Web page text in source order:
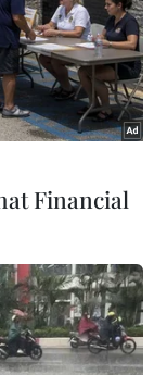
#ASEAN
Financial